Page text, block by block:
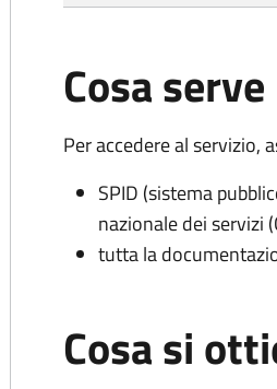
Cosa serve
Per accedere al servizio,
SPID (sistema
nazionale dei servizi
tutta la
Cosa si